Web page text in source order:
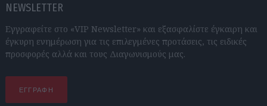
NEWSLETTER
Εγγραφείτε στο «VIP Newsletter» και εξασφαλίστε έγκαιρη και
έγκυρη ενημέρωση για τις επιλεγμένες προτάσεις, τις ειδικές
προσφορές αλλά και τους Διαγωνισμούς μας.
ΕΓΓΡΑΦΗ